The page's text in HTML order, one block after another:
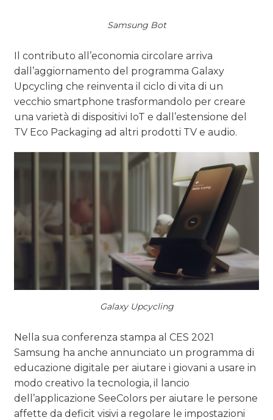
Samsung Bot
Il contributo all’economia circolare arriva
dall’aggiornamento del programma Galaxy
Upcycling che reinventa il ciclo di vita di un
vecchio smartphone trasformandolo per creare
una varietà di dispositivi IoT e dall’estensione del
TV Eco Packaging ad altri prodotti TV e audio.
Galaxy Upcycling
Nella sua conferenza stampa al CES 2021
Samsung ha anche annunciato un programma di
educazione digitale per aiutare i giovani a usare in
modo creativo la tecnologia, il lancio
dell’applicazione SeeColors per aiutare le persone
affette da deficit visivi a regolare le impostazioni